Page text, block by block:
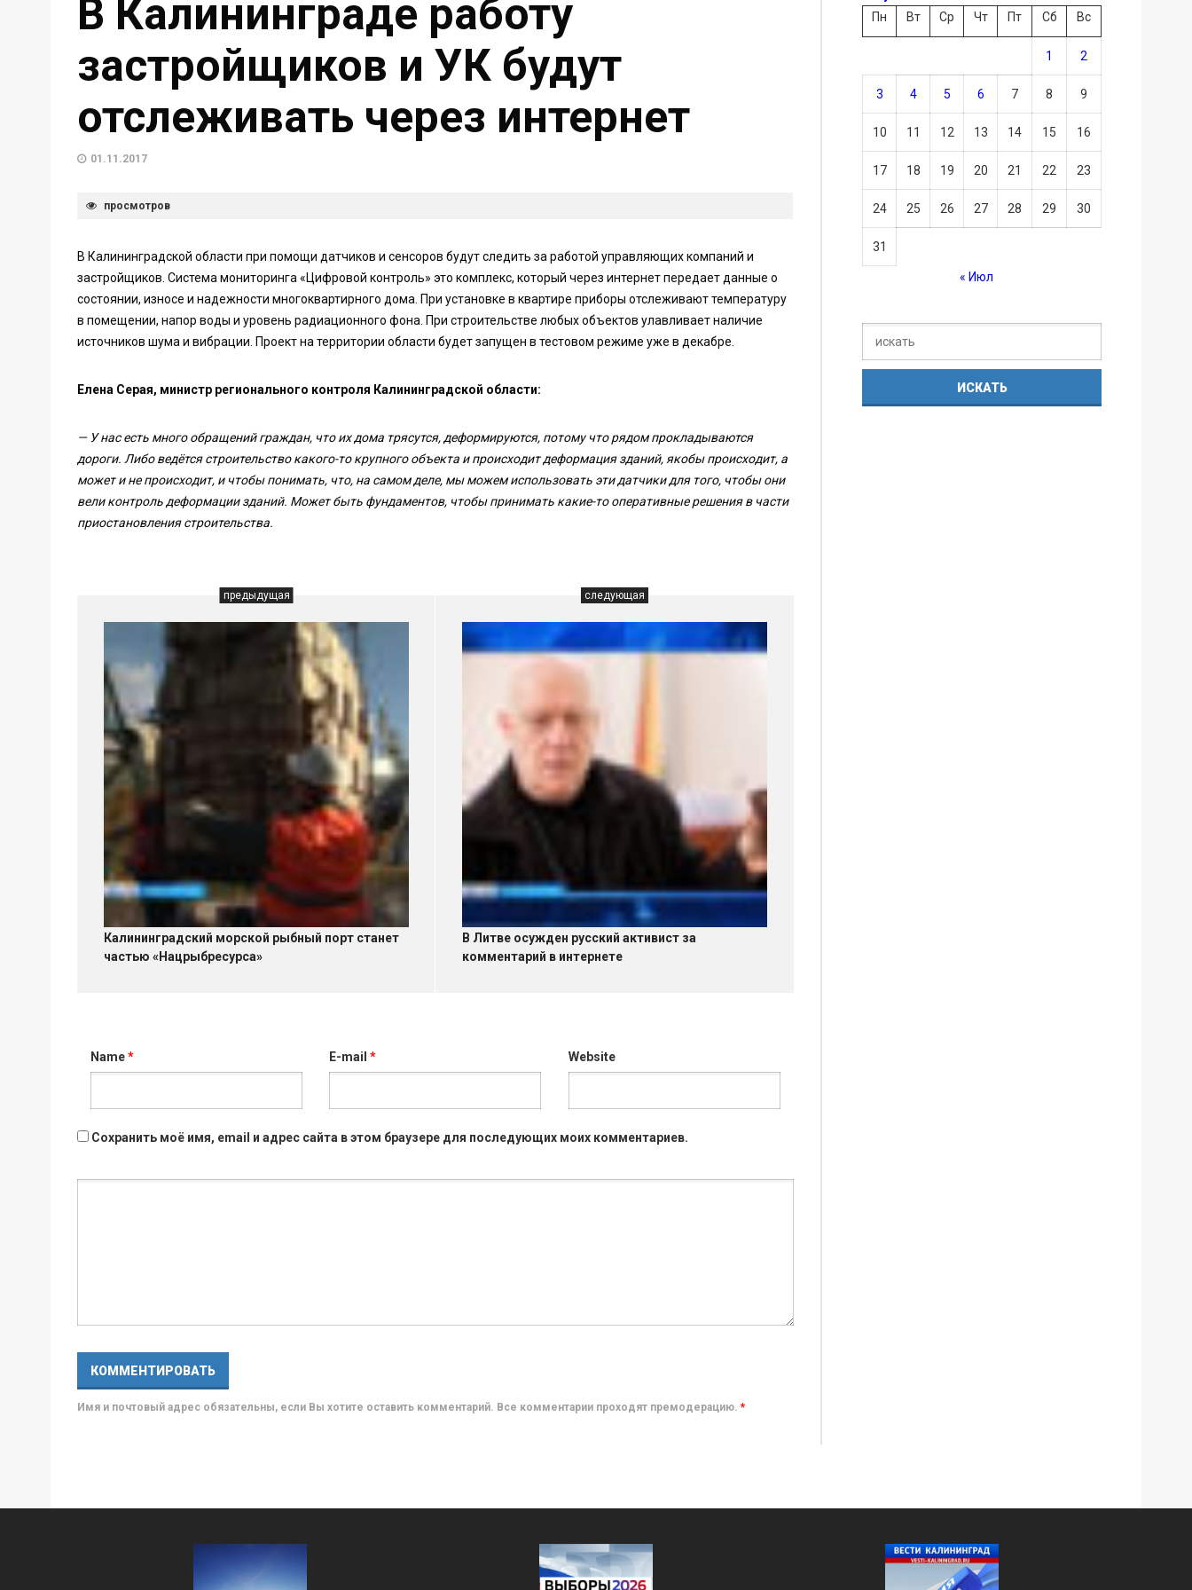
В Калининграде работу
застройщиков и УК будут
отслеживать через интернет
01.11.2017
просмотров
В Калининградской области при помощи датчиков и сенсоров будут следить за работой управляющих компаний и
застройщиков. Система мониторинга «Цифровой контроль» это комплекс, который через интернет передает данные о
состоянии, износе и надежности многоквартирного дома. При установке в квартире приборы отслеживают температуру
в помещении, напор воды и уровень радиационного фона. При строительстве любых объектов улавливает наличие
источников шума и вибрации. Проект на территории области будет запущен в тестовом режиме уже в декабре.
Елена Серая, министр регионального контроля Калининградской области:
— У нас есть много обращений граждан, что их дома трясутся, деформируются, потому что рядом прокладываются
дороги. Либо ведётся строительство какого-то крупного объекта и происходит деформация зданий, якобы происходит, а
может и не происходит, и чтобы понимать, что, на самом деле, мы можем использовать эти датчики для того, чтобы они
вели контроль деформации зданий. Может быть фундаментов, чтобы принимать какие-то оперативные решения в части
приостановления строительства.
предыдущая
Калининградский морской рыбный порт станет
частью «Нацрыбресурса»
следующая
В Литве осужден русский активист за
комментарий в интернете
Name* E-mail* Website
Сохранить моё имя, email и адрес сайта в этом браузере для последующих моих комментариев.
Имя и почтовый адрес обязательны, если Вы хотите оставить комментарий. Все комментарии проходят премодерацию. *
Пн
Вт Ср Чт Пт Сб Вс
1 2
3 4 5 6 7 8 9
10 11 12 13 14 15 16
17 18 19 20 21 22 23
24 25 26 27 28 29 30
31
« Июл